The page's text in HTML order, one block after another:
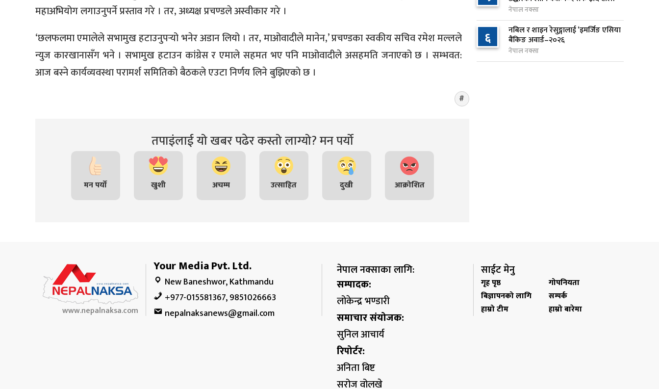
महाअभियोग लगाउनुपर्ने प्रस्ताव गरे । तर, अध्यक्ष प्रचण्डले अस्वीकार गरे ।
‘छलफलमा एमालेले सभामुख हटाउनुपर्‍यो भनेर अडान लियो । तर, माओवादीले मानेन,’ प्रचण्डका स्वकीय सचिव रमेश मल्लले
न्युज कारखानासँग भने । सभामुख हटाउन कांग्रेस र एमाले सहमत भए पनि माओवादीले असहमति जनाएको छ । सम्भवत:
आज बस्ने कार्यव्यवस्था परामर्श समितिकाे बैठकले एउटा निर्णय लिने बुझिएकाे छ ।
तपाइंलाई यो खबर पढेर कस्तो लाग्यो? मन पर्यो
मन पर्यो खुशी अचम्म उत्साहित दुखी आक्रोशित
आदेश जारी
१ दिन अघि
१०
राप्रपाको निर्णय: बागमती प्रदेश
सरकारमा सहभागी नहुने
नेपाल नक्सा
६ नबिल र शाइन रेसुङ्गालाई ‘इमर्जिङ एसिया
बैंकिङ अवार्ड–२०२६
नेपाल नक्सा
www.nepalnaksa.com
Your Media Pvt. Ltd.
New Baneshwor, Kathmandu
+977-015581367, 9851026663
nepalnaksanews@gmail.com
नेपाल नक्साका लागि:
सम्पादक:
लोकेन्द्र भण्डारी
समाचार संयोजक:
सुनिल आचार्य
रिपोर्टर:
अनिता बिष्ट
सरोज वोलखे
साईट मेनु
गृह पृष्ठ
गोपनियता
बिज्ञापनको लागि
सम्पर्क
हाम्रो टीम
हाम्रो बारेमा